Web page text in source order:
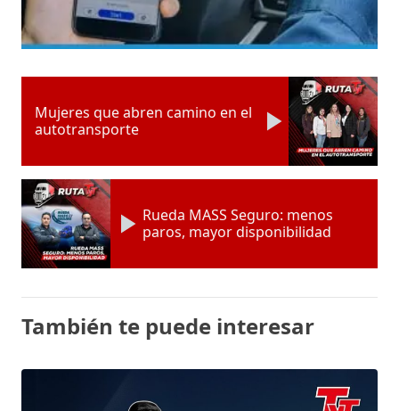
Mujeres que abren camino en el
autotransporte
Rueda MASS Seguro: menos
paros, mayor disponibilidad
También te puede interesar